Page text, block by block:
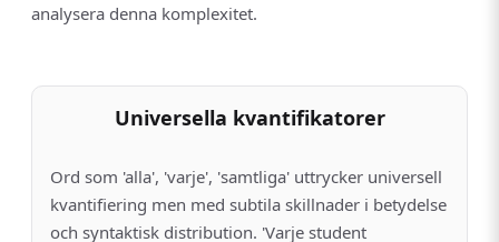
analysera denna komplexitet.
Universella kvantifikatorer
Ord som 'alla', 'varje', 'samtliga' uttrycker universell
kvantifiering men med subtila skillnader i betydelse
och syntaktisk distribution. 'Varje student